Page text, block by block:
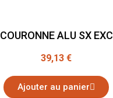
COURONNE ALU SX EXC
39,13 €
Ajouter au panier